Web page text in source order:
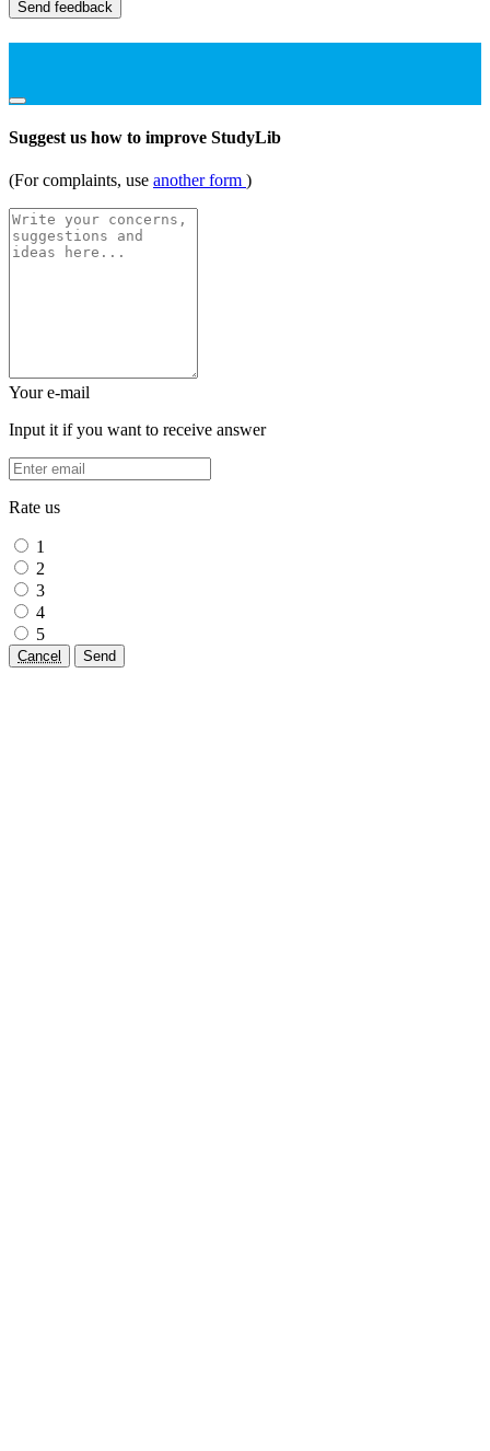
Send feedback
Suggest us how to improve StudyLib
(For complaints, use another form )
Your e-mail
Input it if you want to receive answer
Rate us
1
2
3
4
5
Cancel Send